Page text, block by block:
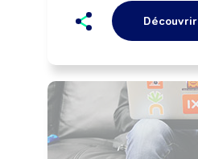
Découvrir